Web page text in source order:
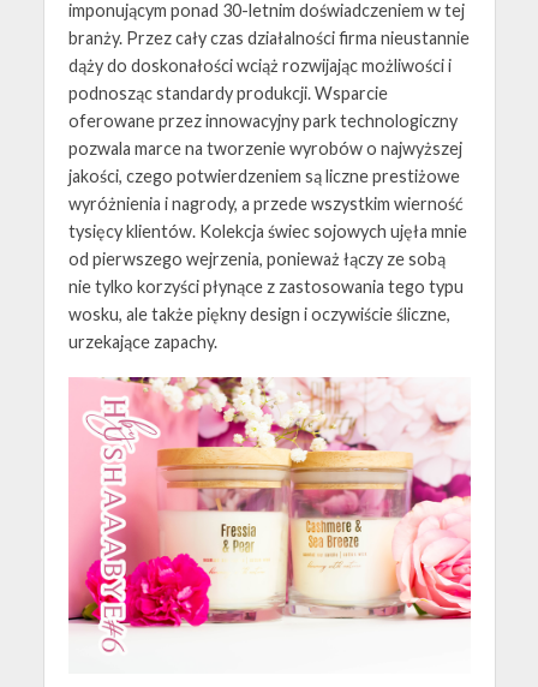
imponującym ponad 30-letnim doświadczeniem w tej
branży. Przez cały czas działalności firma nieustannie
dąży do doskonałości wciąż rozwijając możliwości i
podnosząc standardy produkcji. Wsparcie
oferowane przez innowacyjny park technologiczny
pozwala marce na tworzenie wyrobów o najwyższej
jakości, czego potwierdzeniem są liczne prestiżowe
wyróżnienia i nagrody, a przede wszystkim wierność
tysięcy klientów. Kolekcja świec sojowych ujęła mnie
od pierwszego wejrzenia, ponieważ łączy ze sobą
nie tylko korzyści płynące z zastosowania tego typu
wosku, ale także piękny design i oczywiście śliczne,
urzekające zapachy.